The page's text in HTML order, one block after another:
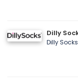
Dilly
Dilly